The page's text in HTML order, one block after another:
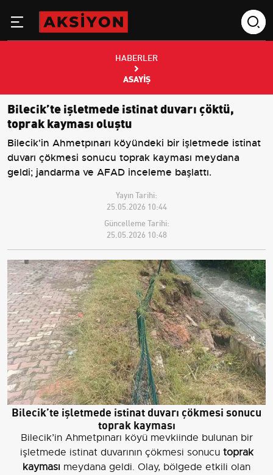
HABERLER
ASAYIŞ
Bilecik’te işletmede istinat duvarı çöktü,
toprak kayması oluştu
Bilecik'in Ahmetpınarı köyündeki bir işletmede istinat
duvarı çökmesi sonucu toprak kayması meydana
geldi; jandarma ve AFAD inceleme başlattı.
Yayın Tarihi:
25.05.2026 10:44
Güncelleme Tarihi:
25.05.2026 10:48
Bilecik’te işletmede istinat duvarı çökmesi sonucu
toprak kayması
Bilecik’in Ahmetpınarı köyü mevkiinde bulunan bir
işletmede istinat duvarının çökmesi sonucu toprak
kayması meydana geldi. Olay, bölgede etkili olan